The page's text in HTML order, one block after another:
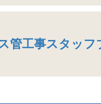
管工事スタッフ